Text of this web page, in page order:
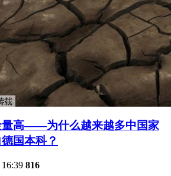
量高——为什么越来越多中国家
国本科？
816